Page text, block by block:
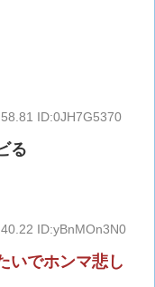
ID:0JH7G5370
る
ID:yBnMOn3N0
いでホンマ悲し